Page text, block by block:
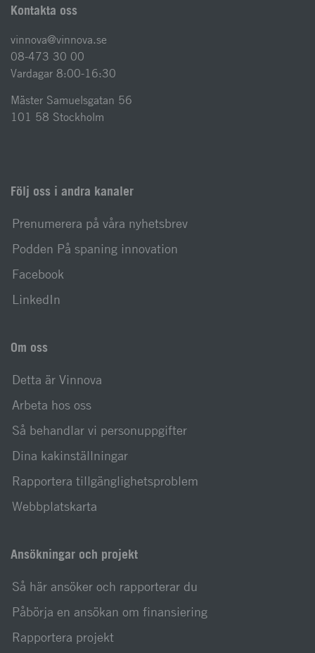
Kontakta oss
vinnova@vinnova.se
08-473 30 00
Vardagar 8:00-16:30
Mäster Samuelsgatan 56
101 58 Stockholm
Följ oss i andra kanaler
Prenumerera på våra nyhetsbrev
Podden På spaning innovation
Facebook
LinkedIn
Om oss
Detta är Vinnova
Arbeta hos oss
Så behandlar vi personuppgifter
Dina kakinställningar
Rapportera tillgänglighetsproblem
Webbplatskarta
Ansökningar och projekt
Så här ansöker och rapporterar du
Påbörja en ansökan om finansiering
Rapportera projekt